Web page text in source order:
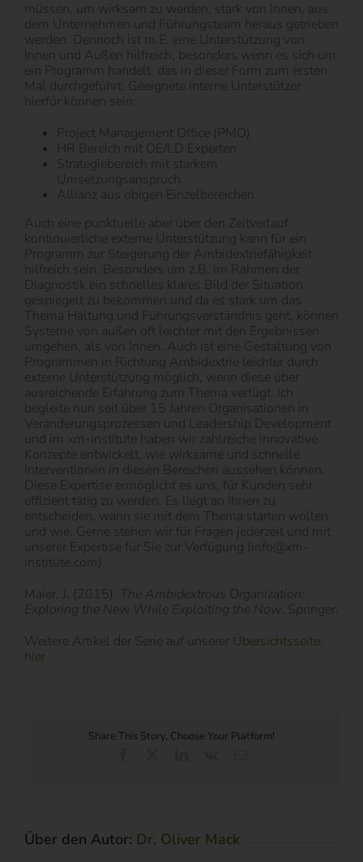
müssen, um wirksam zu werden, stark von Innen, aus
dem Unternehmen und Führungsteam heraus getrieben
werden. Dennoch ist m.E. eine Unterstützung von
Innen und Außen hilfreich, besonders wenn es sich um
ein Programm handelt, das in dieser Form zum ersten
Mal durchgeführt. Geeignete interne Unterstützer
hierfür können sein:
Project Management Office (PMO)
HR Bereich mit OE/LD Experten
Strategiebereich mit starkem
Umsetzungsanspruch
Allianz aus obigen Einzelbereichen
Auch eine punktuelle aber über den Zeitverlauf
kontinuierliche externe Unterstützung kann für ein
Programm zur Steigerung der Ambidextriefähigkeit
hilfreich sein. Besonders um z.B. im Rahmen der
Diagnostik ein schnelles klares Bild der Situation
gespiegelt zu bekommen und da es stark um das
Thema Haltung und Führungsverständnis geht, können
Systeme von außen oft leichter mit den Ergebnissen
umgehen, als von Innen. Auch ist eine Gestaltung von
Programmen in Richtung Ambidextrie leichter durch
externe Unterstützung möglich, wenn diese über
ausreichende Erfahrung zum Thema verfügt. Ich
begleite nun seit über 15 Jahren Organisationen in
Veränderungsprozessen und Leadership Development
und im xm-institute haben wir zahlreiche innovative
Konzepte entwickelt, wie wirksame und schnelle
Interventionen in diesen Bereichen aussehen können.
Diese Expertise ermöglicht es uns, für Kunden sehr
effizient tätig zu werden. Es liegt an Ihnen zu
entscheiden, wann sie mit dem Thema starten wollen
und wie. Gerne stehen wir für Fragen jederzeit und mit
unserer Expertise für Sie zur Verfügung (info@xm-
institute.com).
Maier, J. (2015). The Ambidextrous Organization:
Exploring the New While Exploiting the Now . Springer.
Weitere Artikel der Serie auf unserer Übersichtsseite:
hier
Share This Story, Choose Your Platform!
Über den Autor: Dr. Oliver Mack